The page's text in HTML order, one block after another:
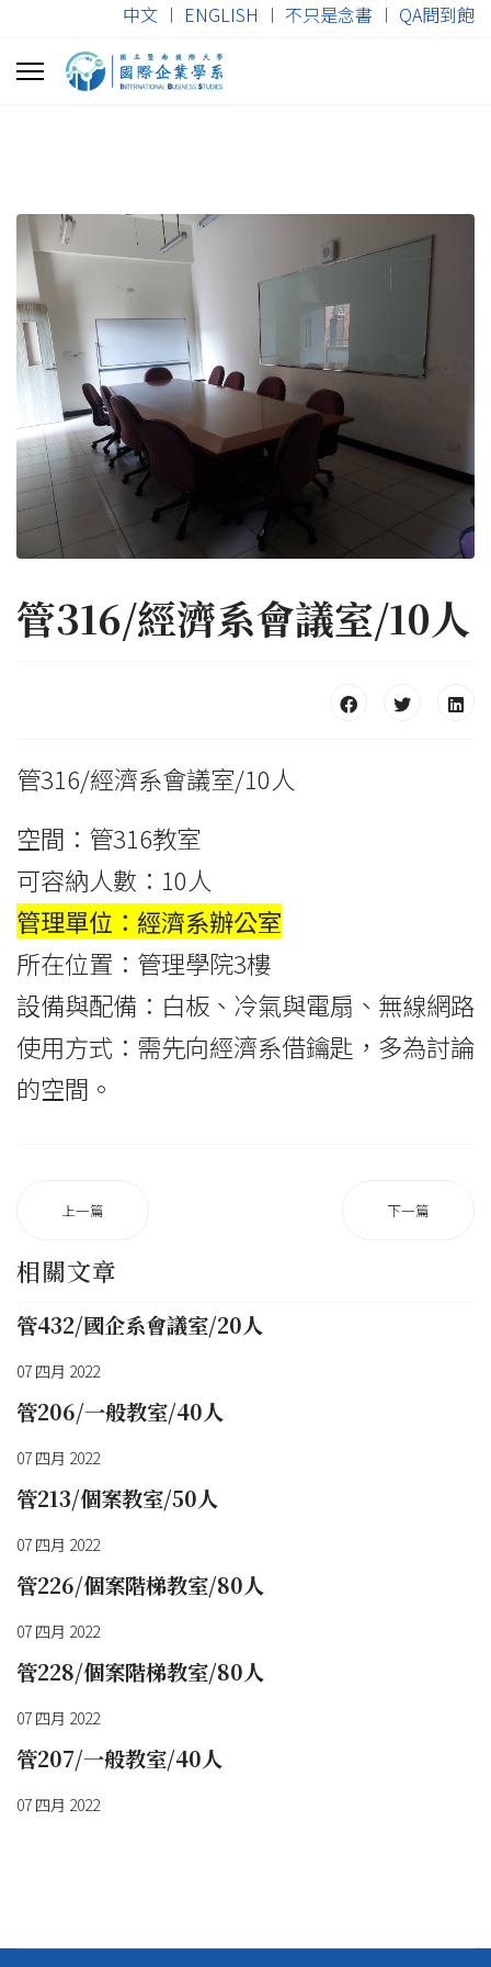
中文 ︱ ENGLISH ︱ 不只是念書 ︱ QA問到飽
管316/經濟系會議室/10人
管316/經濟系會議室/10人
空間：管316教室
可容納人數：10人
管理單位：經濟系辦公室
所在位置：管理學院3樓
設備與配備：白板、冷氣與電扇、無線網路
使用方式：需先向經濟系借鑰匙，多為討論
的空間。
上一篇 下一篇
相關文章
管432/國企系會議室/20人
07 四月 2022
管206/一般教室/40人
07 四月 2022
管213/個案教室/50人
07 四月 2022
管226/個案階梯教室/80人
07 四月 2022
管228/個案階梯教室/80人
07 四月 2022
管207/一般教室/40人
07 四月 2022